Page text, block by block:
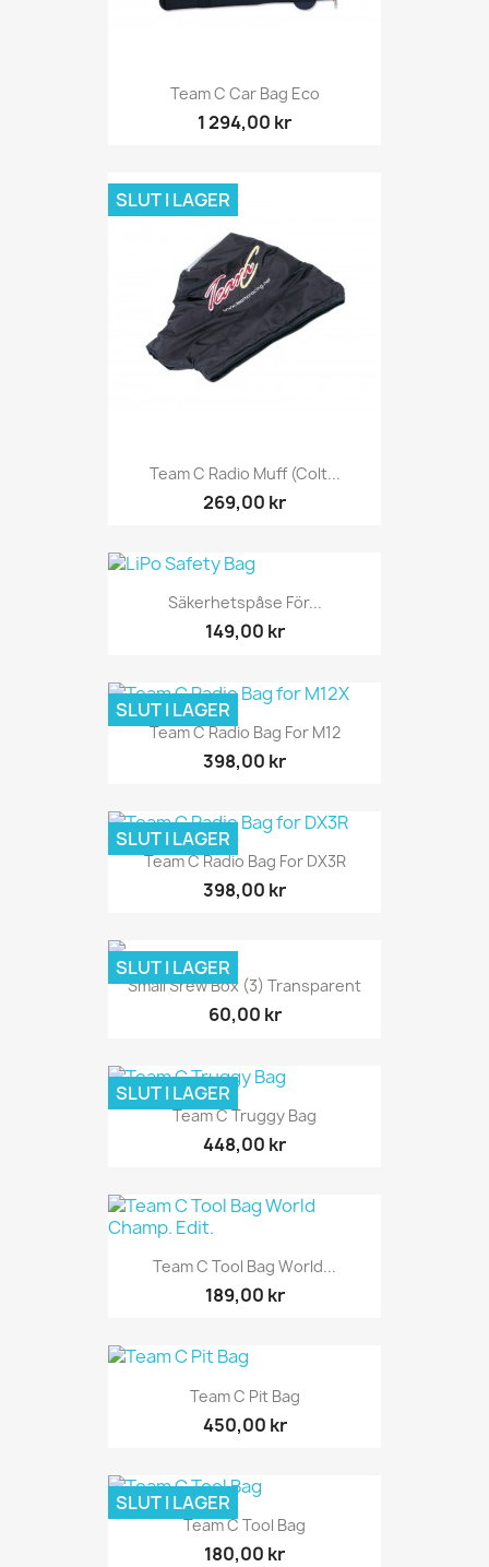
Team C Car Bag Eco
1 294,00 kr
Team C Radio Muff (Colt...
269,00 kr
SLUT I LAGER
Säkerhetspåse För...
149,00 kr
Team C Radio Bag For M12
398,00 kr
SLUT I LAGER
Team C Radio Bag For DX3R
398,00 kr
SLUT I LAGER
Small Srew Box (3) Transparent
60,00 kr
SLUT I LAGER
Team C Truggy Bag
448,00 kr
SLUT I LAGER
Team C Tool Bag World...
189,00 kr
Team C Pit Bag
450,00 kr
Team C Tool Bag
180,00 kr
SLUT I LAGER